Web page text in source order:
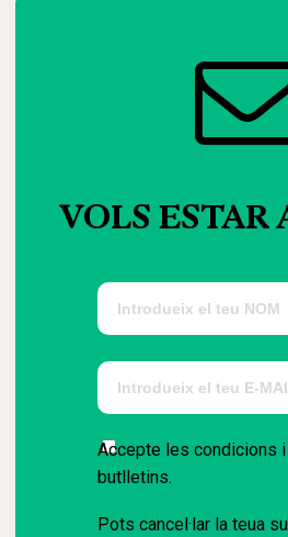
VOLS ESTAR
Accepte les condicions
butlletins.
Pots cancel·lar la teua